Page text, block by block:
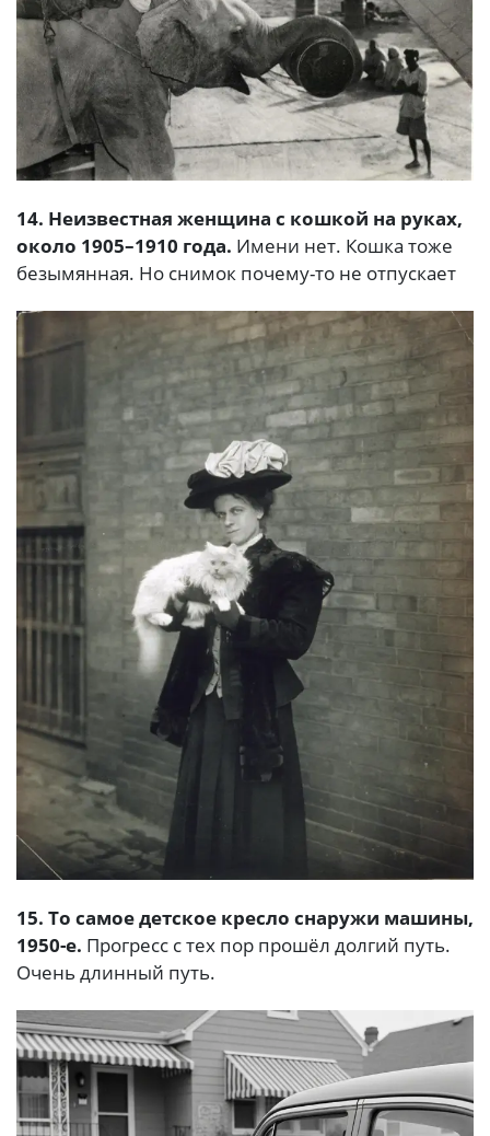
14. Неизвестная женщина с кошкой на руках,
около 1905–1910 года. Имени нет. Кошка тоже
безымянная. Но снимок почему-то не отпускает
15. То самое детское кресло снаружи машины,
1950-е. Прогресс с тех пор прошёл долгий путь.
Очень длинный путь.